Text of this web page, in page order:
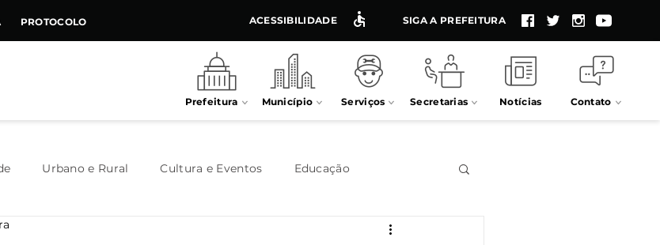
PROTOCOLO ACESSIBILIDADE SIGA A PREFEITURA
Prefeitura Município Serviços Secretarias Notícias Contato
Urbano e Rural Cultura e Eventos Educação